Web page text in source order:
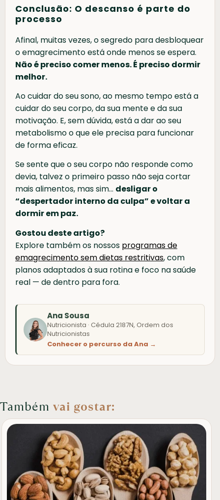
Conclusão: O descanso é parte do
processo
Afinal, muitas vezes, o segredo para desbloquear
o emagrecimento está onde menos se espera.
Não é preciso comer menos. É preciso dormir
melhor.
Ao cuidar do seu sono, ao mesmo tempo está a
cuidar do seu corpo, da sua mente e da sua
motivação. E, sem dúvida, está a dar ao seu
metabolismo o que ele precisa para funcionar
de forma eficaz.
Se sente que o seu corpo não responde como
devia, talvez o primeiro passo não seja cortar
mais alimentos, mas sim… desligar o
“despertador interno da culpa” e voltar a
dormir em paz.
Gostou deste artigo?
Explore também os nossos programas de
emagrecimento sem dietas restritivas, com
planos adaptados à sua rotina e foco na saúde
real — de dentro para fora.
Ana Sousa
Nutricionista · Cédula 2187N, Ordem dos
Nutricionistas
Conhecer o percurso da Ana →
Também vai gostar: